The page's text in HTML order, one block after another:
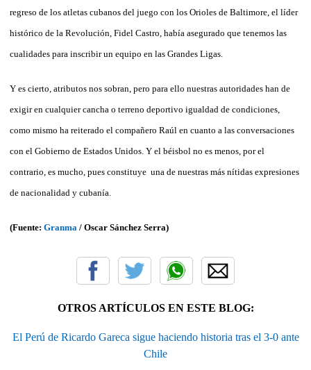
regreso de los atletas cubanos del juego con los Orioles de Baltimore, el líder
histórico de la Revolución, Fidel Castro, había asegurado que tenemos las
cualidades para inscribir un equipo en las Grandes Ligas.
Y es cierto, atributos nos sobran, pero para ello nuestras autoridades han de
exigir en cualquier cancha o terreno deportivo igualdad de condiciones,
como mismo ha reiterado el compañero Raúl en cuanto a las conversaciones
con el Gobierno de Estados Unidos. Y el béisbol no es menos, por el
contrario, es mucho, pues constituye una de nuestras más nítidas expresiones
de nacionalidad y cubanía.
(Fuente: Granma / Oscar Sánchez Serra)
OTROS ARTÍCULOS EN ESTE BLOG:
El Perú de Ricardo Gareca sigue haciendo historia tras el 3-0 ante
Chile